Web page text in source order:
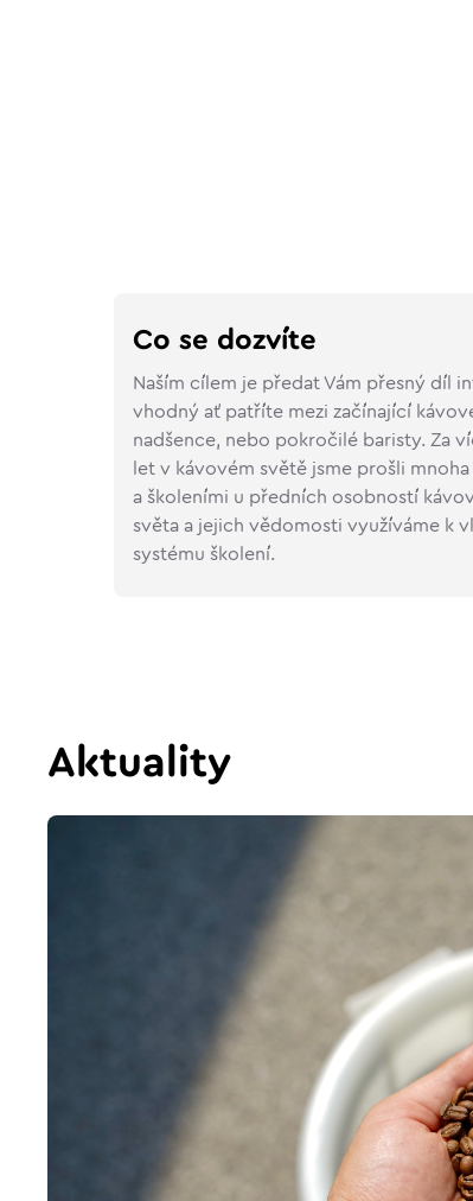
Co se dozvíte
Naším cílem je předat Vám přesný díl
vhodný ať patříte mezi začínající
nadšence, nebo pokročilé baristy. Za
let v kávovém světě jsme prošli
a školeními u předních osobností
světa a jejich vědomosti využíváme k
systému školení.
Aktuality